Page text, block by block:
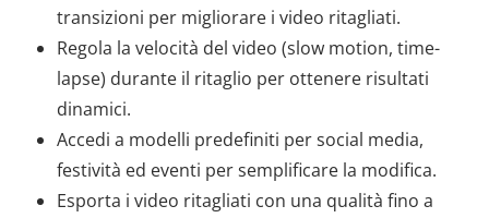
transizioni per migliorare i video ritagliati.
Regola la velocità del video (slow motion, time-
lapse) durante il ritaglio per ottenere risultati
dinamici.
Accedi a modelli predefiniti per social media,
festività ed eventi per semplificare la modifica.
Esporta i video ritagliati con una qualità fino a